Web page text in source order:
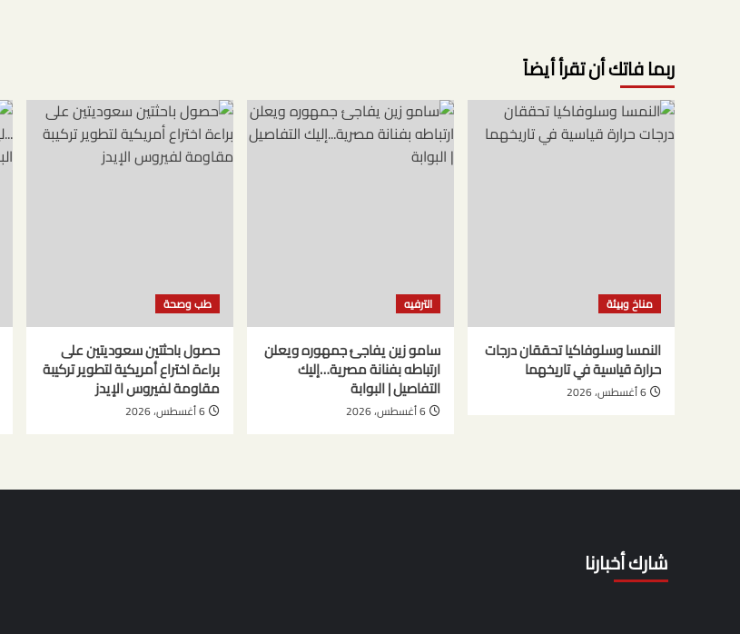
ربما فاتك أن تقرأ أيضاً
مناخ وبيئة
النمسا وسلوفاكيا تحققان درجات
حرارة قياسية في تاريخهما
6 أغسطس، 2026
الترفيه
سامو زين يفاجئ جمهوره ويعلن
ارتباطه بفنانة مصرية…إليك
التفاصيل | البوابة
6 أغسطس، 2026
طب وصحة
حصول باحثتين سعوديتين على
براءة اختراع أمريكية لتطوير تركيبة
مقاومة لفيروس الإيدز
6 أغسطس، 2026
شارك أخبارنا